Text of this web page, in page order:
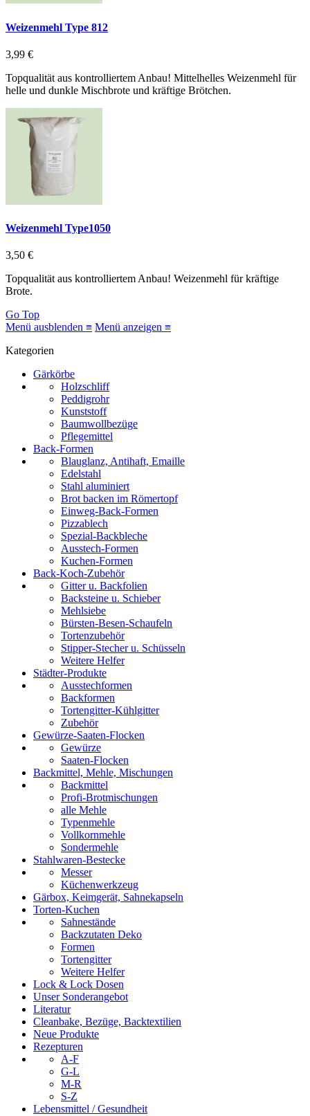
Weizenmehl Type 812
3,99 €
Topqualität aus kontrolliertem Anbau! Mittelhelles Weizenmehl für
helle und dunkle Mischbrote und kräftige Brötchen.
Weizenmehl Type1050
3,50 €
Topqualität aus kontrolliertem Anbau! Weizenmehl für kräftige
Brote.
Go Top
Menü ausblenden ≡ Menü anzeigen ≡
Kategorien
Gärkörbe
Holzschliff
Peddigrohr
Kunststoff
Baumwollbezüge
Pflegemittel
Back-Formen
Blauglanz, Antihaft, Emaille
Edelstahl
Stahl aluminiert
Brot backen im Römertopf
Einweg-Back-Formen
Pizzablech
Spezial-Backbleche
Ausstech-Formen
Kuchen-Formen
Back-Koch-Zubehör
Gitter u. Backfolien
Backsteine u. Schieber
Mehlsiebe
Bürsten-Besen-Schaufeln
Tortenzubehör
Stipper-Stecher u. Schüsseln
Weitere Helfer
Städter-Produkte
Ausstechformen
Backformen
Tortengitter-Kühlgitter
Zubehör
Gewürze-Saaten-Flocken
Gewürze
Saaten-Flocken
Backmittel, Mehle, Mischungen
Backmittel
Profi-Brotmischungen
alle Mehle
Typenmehle
Vollkornmehle
Sondermehle
Stahlwaren-Bestecke
Messer
Küchenwerkzeug
Gärbox, Keimgerät, Sahnekapseln
Torten-Kuchen
Sahnestände
Backzutaten Deko
Formen
Tortengitter
Weitere Helfer
Lock & Lock Dosen
Unser Sonderangebot
Literatur
Cleanbake, Bezüge, Backtextilien
Neue Produkte
Rezepturen
A-F
G-L
M-R
S-Z
Lebensmittel / Gesundheit